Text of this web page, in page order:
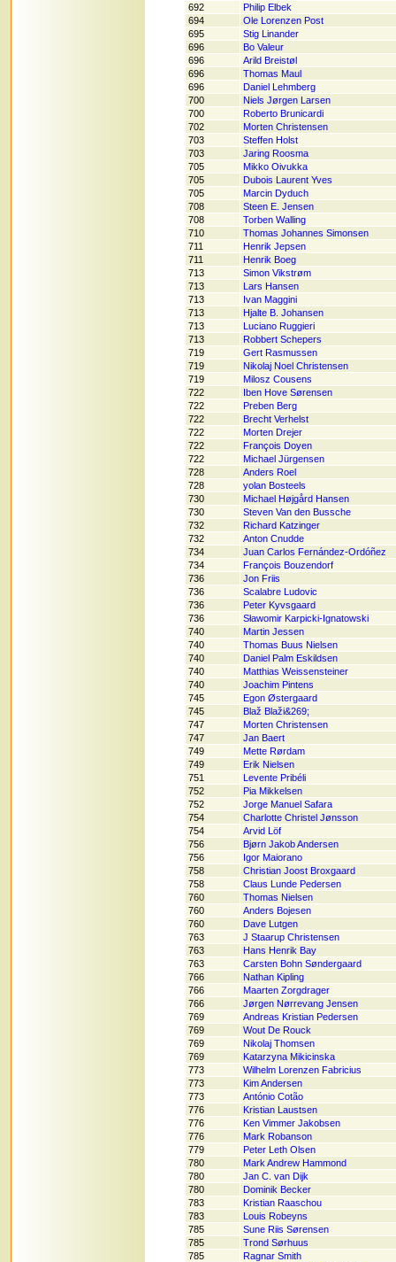
692
Philip Elbek
694
Ole Lorenzen Post
695
Stig Linander
696
Bo Valeur
696
Arild Breistøl
696
Thomas Maul
696
Daniel Lehmberg
700
Niels Jørgen Larsen
700
Roberto Brunicardi
702
Morten Christensen
703
Steffen Holst
703
Jaring Roosma
705
Mikko Oivukka
705
Dubois Laurent Yves
705
Marcin Dyduch
708
Steen E. Jensen
708
Torben Walling
710
Thomas Johannes Simonsen
711
Henrik Jepsen
711
Henrik Boeg
713
Simon Vikstrøm
713
Lars Hansen
713
Ivan Maggini
713
Hjalte B. Johansen
713
Luciano Ruggieri
713
Robbert Schepers
719
Gert Rasmussen
719
Nikolaj Noel Christensen
719
Milosz Cousens
722
Iben Hove Sørensen
722
Preben Berg
722
Brecht Verhelst
722
Morten Drejer
722
François Doyen
722
Michael Jürgensen
728
Anders Roel
728
yolan Bosteels
730
Michael Højgård Hansen
730
Steven Van den Bussche
732
Richard Katzinger
732
Anton Cnudde
734
Juan Carlos Fernández-Ordóñez
734
François Bouzendorf
736
Jon Friis
736
Scalabre Ludovic
736
Peter Kyvsgaard
736
Sławomir Karpicki-Ignatowski
740
Martin Jessen
740
Thomas Buus Nielsen
740
Daniel Palm Eskildsen
740
Matthias Weissensteiner
740
Joachim Pintens
745
Egon Østergaard
745
Blaž Blaži&269;
747
Morten Christensen
747
Jan Baert
749
Mette Rørdam
749
Erik Nielsen
751
Levente Pribéli
752
Pia Mikkelsen
752
Jorge Manuel Safara
754
Charlotte Christel Jønsson
754
Arvid Löf
756
Bjørn Jakob Andersen
756
Igor Maiorano
758
Christian Joost Broxgaard
758
Claus Lunde Pedersen
760
Thomas Nielsen
760
Anders Bojesen
760
Dave Lutgen
763
J Staarup Christensen
763
Hans Henrik Bay
763
Carsten Bohn Søndergaard
766
Nathan Kipling
766
Maarten Zorgdrager
766
Jørgen Nørrevang Jensen
769
Andreas Kristian Pedersen
769
Wout De Rouck
769
Nikolaj Thomsen
769
Katarzyna Mikicinska
773
Wilhelm Lorenzen Fabricius
773
Kim Andersen
773
António Cotão
776
Kristian Laustsen
776
Ken Vimmer Jakobsen
776
Mark Robanson
779
Peter Leth Olsen
780
Mark Andrew Hammond
780
Jan C. van Dijk
780
Dominik Becker
783
Kristian Raaschou
783
Louis Robeyns
785
Sune Riis Sørensen
785
Trond Sørhuus
785
Ragnar Smith